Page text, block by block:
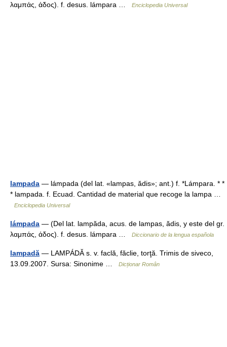
λαμπάς, άδος). f. desus. lámpara …
Enciclopedia Universal
lampada — lámpada (del lat. «lampas, ӑdis»; ant.) f. *Lámpara. * *
* lampada. f. Ecuad. Cantidad de material que recoge la lampa …
Enciclopedia Universal
lámpada — (Del lat. lampăda, acus. de lampas, ădis, y este del gr.
λαμπάς, άδος). f. desus. lámpara …
Diccionario de la lengua española
lampadă — LAMPÁDĂ s. v. faclă, făclie, torţă. Trimis de siveco,
13.09.2007. Sursa: Sinonime …
Dicționar Român